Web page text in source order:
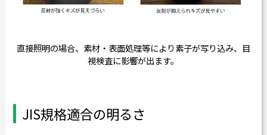
直接照明の場合、素材・表面処理等により素子が写り込み、目
視検査に影響が出ます。
JIS規格適合の明るさ